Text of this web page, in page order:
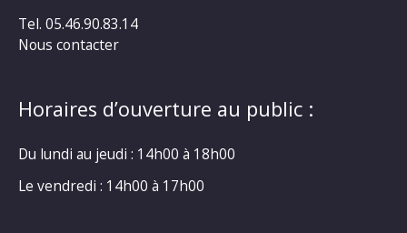
Tel. 05.46.90.83.14
Nous contacter
Horaires d’ouverture au public :
Du lundi au jeudi : 14h00 à 18h00
Le vendredi : 14h00 à 17h00